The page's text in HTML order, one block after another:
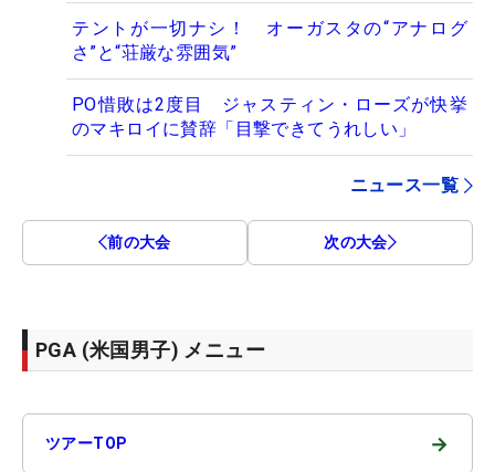
テントが一切ナシ！ オーガスタの“アナログ
さ”と“荘厳な雰囲気”
PO惜敗は2度目 ジャスティン・ローズが快挙
のマキロイに賛辞「目撃できてうれしい」
ニュース一覧
前の大会 次の大会
PGA (米国男子) メニュー
ツアーTOP →